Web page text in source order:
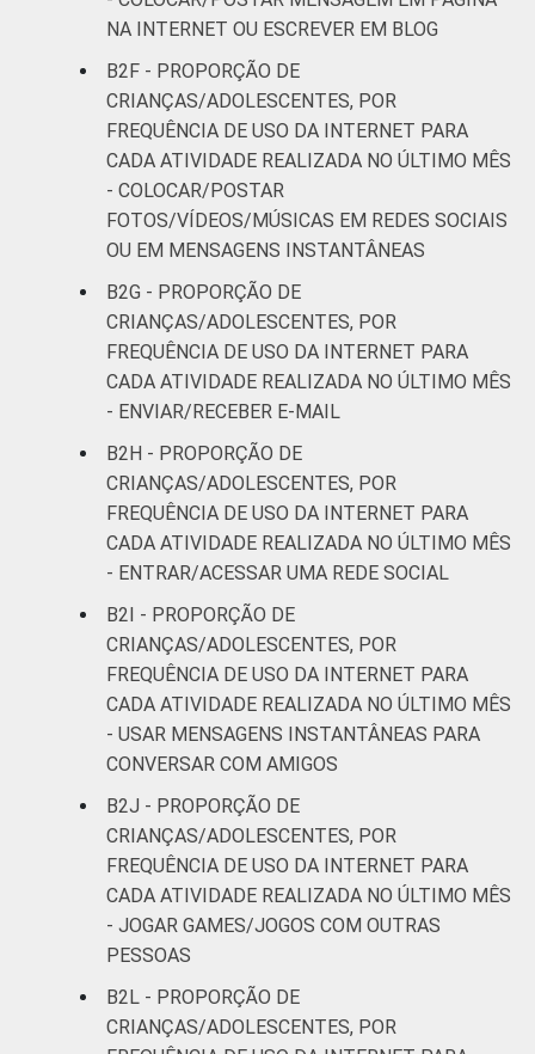
de 2015.
Fonte: NIC.br - out 2014 / fev 2015
NA INTERNET OU ESCREVER EM BLOG
B2F - PROPORÇÃO DE
CRIANÇAS/ADOLESCENTES, POR
FREQUÊNCIA DE USO DA INTERNET PARA
CADA ATIVIDADE REALIZADA NO ÚLTIMO MÊS
- COLOCAR/POSTAR
FOTOS/VÍDEOS/MÚSICAS EM REDES SOCIAIS
OU EM MENSAGENS INSTANTÂNEAS
B2G - PROPORÇÃO DE
CRIANÇAS/ADOLESCENTES, POR
FREQUÊNCIA DE USO DA INTERNET PARA
CADA ATIVIDADE REALIZADA NO ÚLTIMO MÊS
- ENVIAR/RECEBER E-MAIL
B2H - PROPORÇÃO DE
CRIANÇAS/ADOLESCENTES, POR
FREQUÊNCIA DE USO DA INTERNET PARA
CADA ATIVIDADE REALIZADA NO ÚLTIMO MÊS
- ENTRAR/ACESSAR UMA REDE SOCIAL
B2I - PROPORÇÃO DE
CRIANÇAS/ADOLESCENTES, POR
FREQUÊNCIA DE USO DA INTERNET PARA
CADA ATIVIDADE REALIZADA NO ÚLTIMO MÊS
- USAR MENSAGENS INSTANTÂNEAS PARA
CONVERSAR COM AMIGOS
B2J - PROPORÇÃO DE
CRIANÇAS/ADOLESCENTES, POR
FREQUÊNCIA DE USO DA INTERNET PARA
CADA ATIVIDADE REALIZADA NO ÚLTIMO MÊS
- JOGAR GAMES/JOGOS COM OUTRAS
PESSOAS
B2L - PROPORÇÃO DE
CRIANÇAS/ADOLESCENTES, POR